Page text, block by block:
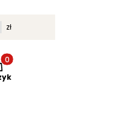
zł
w koszyku: 0.